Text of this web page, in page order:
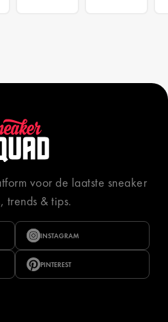
voor de laatste sneaker
trends & tips.
INSTAGRAM
PINTEREST